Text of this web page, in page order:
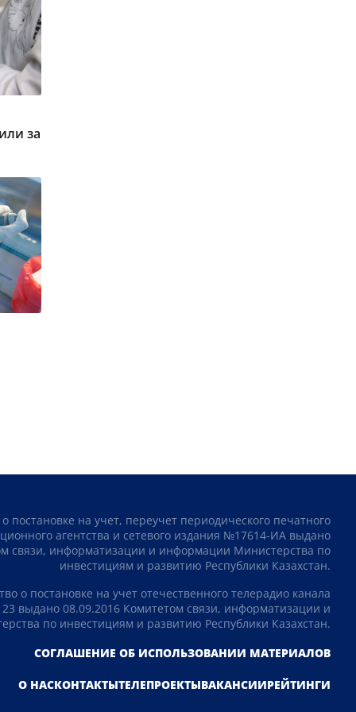
за
постановке на учет, переучет периодического печатного
агентства и сетевого издания №17614-ИА выдано
связи, информатизации и информации Министерства по
инвестициям и развитию Республики Казахстан.
о постановке на учет отечественного телерадио канала
выдано 08.09.2016 Комитетом связи, информатизации и
по инвестициям и развитию Республики Казахстан.
СОГЛАШЕНИЕ ОБ ИСПОЛЬЗОВАНИИ МАТЕРИАЛОВ
О НАСКОНТАКТЫТЕЛЕПРОЕКТЫВАКАНСИИРЕЙТИНГИ